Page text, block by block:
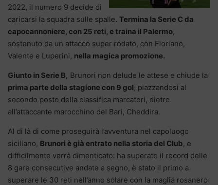
2022, il numero 9 decide di
caricarsi la squadra sulle spalle. Termina la Serie C da
capocannoniere, con 25 reti, e traina il Palermo,
sostenuto da un attacco super rodato, con Floriano,
Valente e Luperini, nella magica promozione.
Giunto in Serie B, Brunori non delude le attese e chiude la
prima parte della stagione con 9 gol, piazzandosi al
secondo posto della classifica marcatori, dietro
all’attaccante marocchino del Bari, Cheddira.
Al di là di come proseguirà l’avventura nel capoluogo
siciliano, Brunori è già entrato nella storia del Club, e
difficilmente verrà dimenticato: ha superato il record delle
8 gare consecutive andate a segno, è stato il primo a
superare le 30 reti nell’anno solare con la maglia rosanero